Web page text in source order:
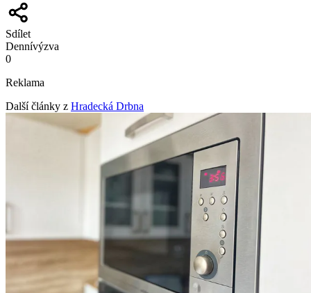
Sdílet
Dennívýzva
0
Reklama
Další články z Hradecká Drbna